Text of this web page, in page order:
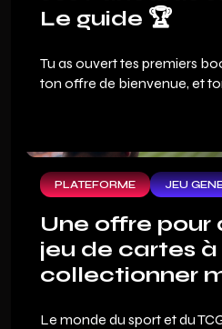
Le guide 🏆
Tu as ouvert tes premiers
ton offre de bienvenue, et
PLATEFORME JEU
Une offre pour
jeu de cartes à
collectionner
Le monde du sport et du